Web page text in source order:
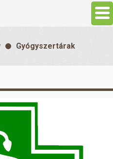
Gyógyszertárak